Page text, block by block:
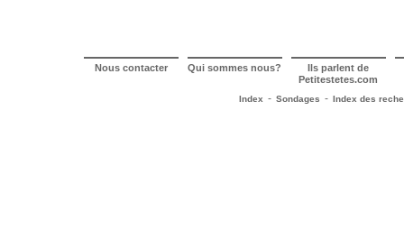
Nous contacter Qui sommes nous? Ils parlent de
Petitestetes.com
Index - Sondages - Index des